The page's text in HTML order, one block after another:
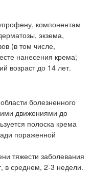
компонентам
экзема,
(в том числе,
нанесения крема;
возраст до 14 лет.
болезненного
движениями до
полоска крема
пораженной
тяжести заболевания
в среднем, 2-3 недели.